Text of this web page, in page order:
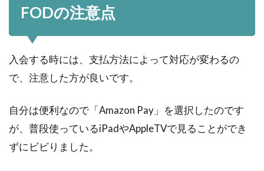
FODの注意点
入会する時には、支払方法によって対応が変わるの
で、注意した方が良いです。
自分は便利なので「Amazon Pay」を選択したのです
が、普段使っているiPadやAppleTVで見ることができ
ずにビビりました。